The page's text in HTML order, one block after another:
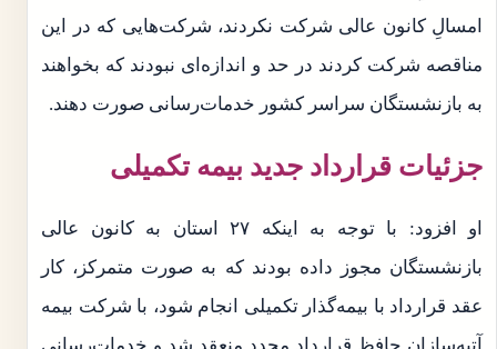
امسالِ کانون عالی شرکت نکردند، شرکت‌هایی که در این
مناقصه شرکت کردند در حد و اندازه‌ای نبودند که بخواهند
به بازنشستگان سراسر کشور خدمات‌رسانی صورت دهند.
جزئیات قرارداد جدید بیمه تکمیلی
او افزود: با توجه به اینکه ۲۷ استان به کانون عالی
بازنشستگان مجوز داده بودند که به صورت متمرکز، کار
عقد قرارداد با بیمه‌گذار تکمیلی انجام شود، با شرکت بیمه